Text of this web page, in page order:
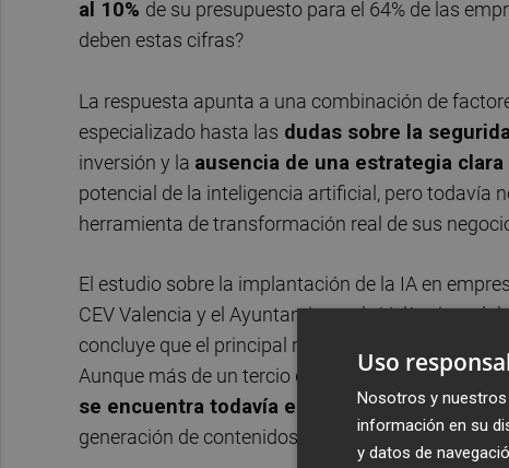
al 10% de su presupuesto para el 64% de las
deben estas cifras?
La respuesta apunta a una combinación de
especializado hasta las dudas sobre la
inversión y la ausencia de una estrategia clara
potencial de la inteligencia artificial, pero todavía
herramienta de transformación real de sus
El estudio sobre la implantación de la IA en
CEV Valencia y el Ayuntamiento de València y
concluye que el principal reto ya no es acceder a
Aunque más de un tercio de las empresas afirma
se encuentra todavía en una fase de pruebas
generación de contenidos, la gestión documental
Uso
Nosotros y
información en su
y datos de